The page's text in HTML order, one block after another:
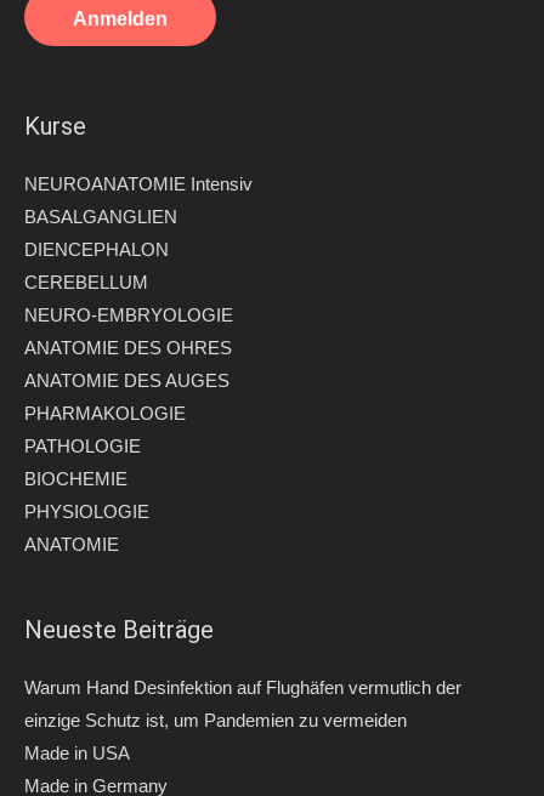
Kurse
NEUROANATOMIE Intensiv
BASALGANGLIEN
DIENCEPHALON
CEREBELLUM
NEURO-EMBRYOLOGIE
ANATOMIE DES OHRES
ANATOMIE DES AUGES
PHARMAKOLOGIE
PATHOLOGIE
BIOCHEMIE
PHYSIOLOGIE
ANATOMIE
Neueste Beiträge
Warum Hand Desinfektion auf Flughäfen vermutlich der
einzige Schutz ist, um Pandemien zu vermeiden
Made in USA
Made in Germany